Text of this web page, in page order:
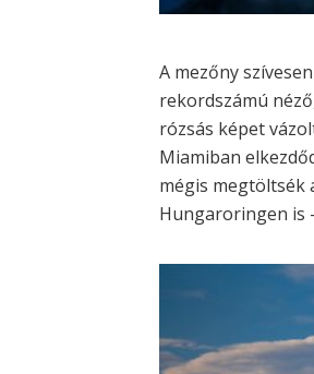
A mezőny
rekordszámú
rózsás képet
Miamiban
mégis megtöltsék
Hungaroringen is